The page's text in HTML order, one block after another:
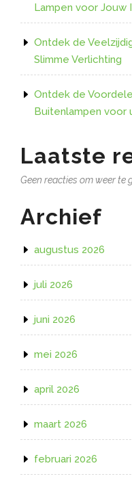
Lampen voor Jouw
Ontdek de
Slimme Verlichting
Ontdek de
Buitenlampen voor
Laatste
Geen reacties om weer te
Archief
augustus 2026
juli 2026
juni 2026
mei 2026
april 2026
maart 2026
februari 2026